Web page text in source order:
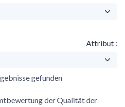
Attribut
gefunden
der Qualität der